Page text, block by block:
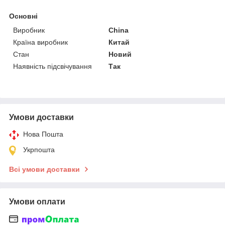
Основні
Виробник
China
Країна виробник
Китай
Стан
Новий
Наявність підсвічування
Так
Умови доставки
Нова Пошта
Укрпошта
Всі умови доставки
Умови оплати